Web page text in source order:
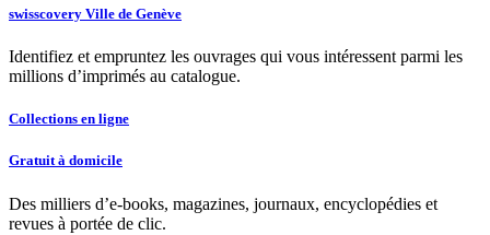
swisscovery Ville de Genève
Identifiez et empruntez les ouvrages qui vous intéressent parmi les
millions d’imprimés au catalogue.
Collections en ligne
Gratuit à domicile
Des milliers d’e-books, magazines, journaux, encyclopédies et
revues à portée de clic.